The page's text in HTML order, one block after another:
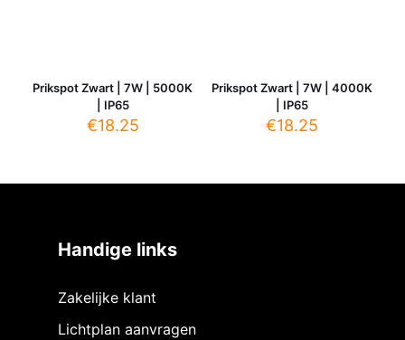
Prikspot Zwart | 7W | 5000K
| IP65
€18.25
Prikspot Zwart | 7W | 4000K
| IP65
€18.25
Handige links
Zakelijke klant
Lichtplan aanvragen